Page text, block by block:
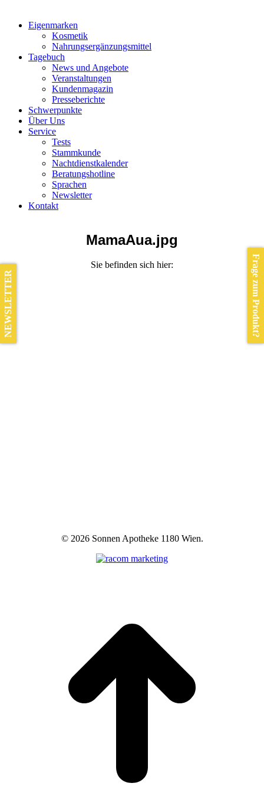
Eigenmarken
Kosmetik
Nahrungsergänzungsmittel
Tagebuch
News und Angebote
Veranstaltungen
Kundenmagazin
Presseberichte
Schwerpunkte
Über Uns
Service
Tests
Stammkunde
Nachtdienstkalender
Beratungshotline
Sprachen
Newsletter
Kontakt
MamaAua.jpg
Sie befinden sich hier:
© 2026 Sonnen Apotheke 1180 Wien.
Frage zum Produkt?
NEWSLETTER